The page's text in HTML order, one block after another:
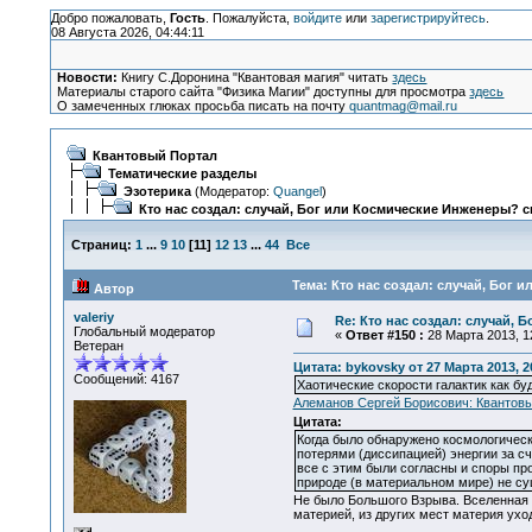
Добро пожаловать, Гость. Пожалуйста, войдитеили зарегистрируйтесь.
08 Августа 2026, 04:44:11
Новости: Книгу С.Доронина "Квантовая магия" читатьздесь
Материалы старого сайта "Физика Магии" доступны для просмотраздесь
О замеченных глюках просьба писать на почтуquantmag@mail.ru
Квантовый Портал
Тематические разделы
Эзотерика(Модератор: Quangel)
Кто нас создал: случай, Бог или Космические Инженеры?
Страниц: 1 ... 9 10[11] 12 13 ... 44 Все
Автор Тема: Кто нас создал: случай, Бог
valeriy
Глобальный модератор
Ветеран
Сообщений: 4167
Re: Кто нас создал: случай,
« Ответ #150 : 28 Марта 2013,
Цитата: bykovsky от 27 Марта 2013,
Хаотические скорости галактик как
Алеманов Сергей Борисович:
Цитата:
Когда было обнаружено
потерями (диссипацией) энергии за
все с этим были согласны и споры
природе (в материальном мире) не
Не было Большого Взрыва. Вселенная
материей, из других мест материя